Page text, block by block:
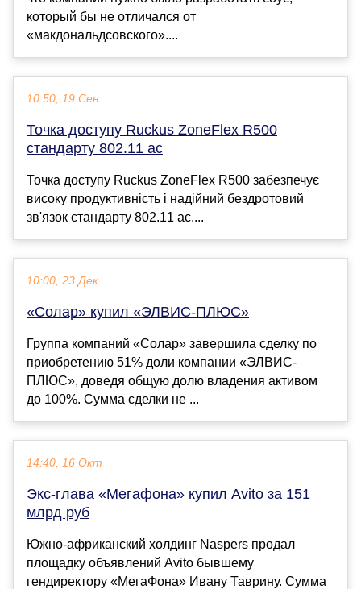
который бы не отличался от
«макдональдсовского»....
10:50, 19 Сен
Точка доступу Ruckus ZoneFlex R500
стандарту 802.11 ac
Точка доступу Ruckus ZoneFlex R500 забезпечує
високу продуктивність і надійний бездротовий
зв'язок стандарту 802.11 ac....
10:00, 23 Дек
«Солар» купил «ЭЛВИС-ПЛЮС»
Группа компаний «Солар» завершила сделку по
приобретению 51% доли компании «ЭЛВИС-
ПЛЮС», доведя общую долю владения активом
до 100%. Сумма сделки не ...
14:40, 16 Окт
Экс-глава «Мегафона» купил Avito за 151
млрд руб
Южно-африканский холдинг Naspers продал
площадку объявлений Avito бывшему
гендиректору «МегаФона» Ивану Таврину. Сумма